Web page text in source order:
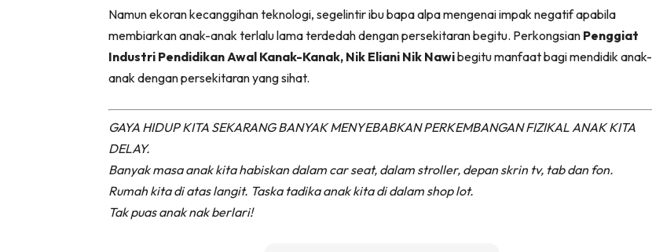
Namun ekoran kecanggihan teknologi, segelintir ibu bapa alpa mengenai impak negatif apabila
membiarkan anak-anak terlalu lama terdedah dengan persekitaran begitu. Perkongsian Penggiat
Industri Pendidikan Awal Kanak-Kanak, Nik Eliani Nik Nawibegitu manfaat bagi mendidik anak-
anak dengan persekitaran yang sihat.
GAYA HIDUP KITA SEKARANG BANYAK MENYEBABKAN PERKEMBANGAN FIZIKAL ANAK KITA
DELAY.
Banyak masa anak kita habiskan dalam car seat, dalam stroller, depan skrin tv, tab dan fon.
Rumah kita di atas langit. Taska tadika anak kita di dalam shop lot.
Tak puas anak nak berlari!